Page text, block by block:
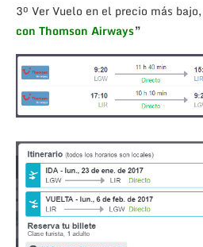
3º Ver Vuelo en el precio más
con Thomson Airways”